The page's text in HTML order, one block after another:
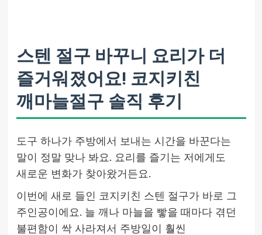
스텐 절구 바꾸니 요리가 더
즐거워졌어요! 코지키친
깨마늘절구 솔직 후기
도구 하나가 주방에서 보내는 시간을 바꾼다는
말이 정말 맞나 봐요. 요리를 즐기는 저에게도
새로운 변화가 찾아왔거든요.
이번에 새로 들인 코지키친 스텐 절구가 바로 그
주인공이에요. 늘 깨나 마늘을 빻을 때마다 겪던
불편함이 싹 사라져서 주방일이 훨씬